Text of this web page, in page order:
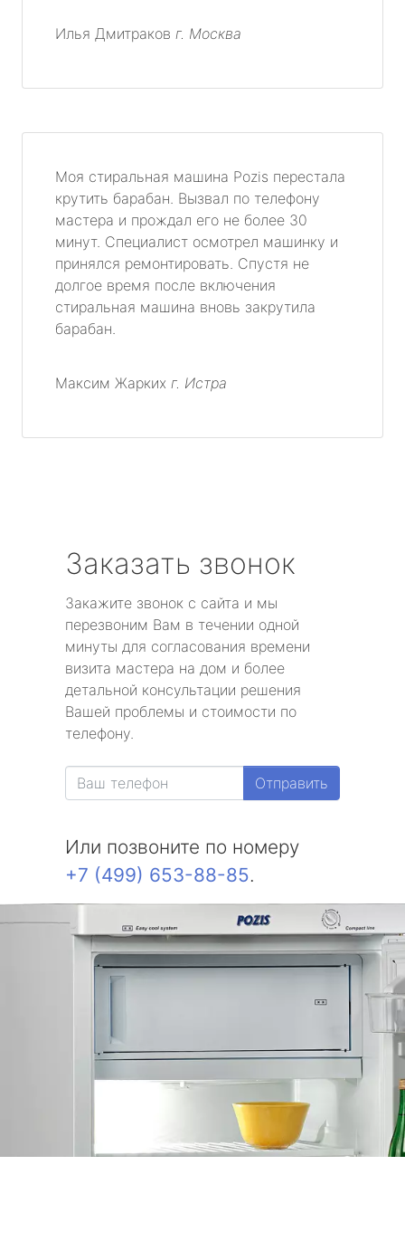
Илья Дмитраков г. Москва
Моя стиральная машина Pozis перестала
крутить барабан. Вызвал по телефону
мастера и прождал его не более 30
минут. Специалист осмотрел машинку и
принялся ремонтировать. Спустя не
долгое время после включения
стиральная машина вновь закрутила
барабан.
Максим Жарких г. Истра
Заказать звонок
Закажите звонок с сайта и мы
перезвоним Вам в течении одной
минуты для согласования времени
визита мастера на дом и более
детальной консультации решения
Вашей проблемы и стоимости по
телефону.
Отправить
Или позвоните по номеру
+7 (499) 653-88-85.